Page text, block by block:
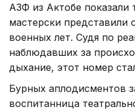
АЗФ из Актобе показали
мастерски представили
военных лет. Судя по
наблюдавших за
дыхание, этот номер
Бурных аплодисментов
воспитанница